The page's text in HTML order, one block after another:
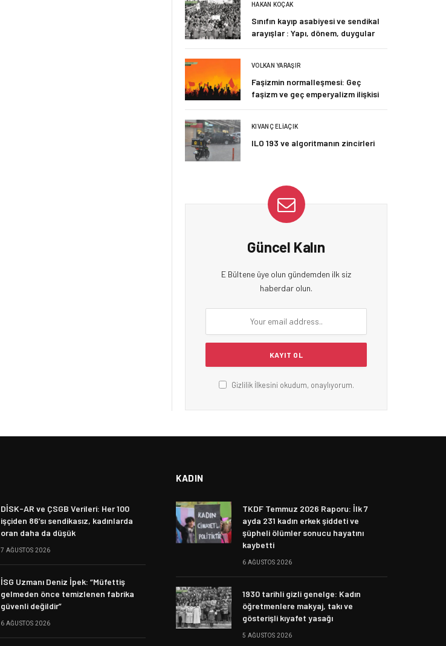
HAKAN KOÇAK
Sınıfın kayıp asabiyesi ve sendikal
arayışlar : Yapı, dönem, duygular
VOLKAN YARAŞIR
Faşizmin normalleşmesi: Geç
faşizm ve geç emperyalizm ilişkisi
KIVANÇ ELIAÇIK
ILO 193 ve algoritmanın zincirleri
Güncel Kalın
E Bültene üye olun gündemden ilk siz
haberdar olun.
Gizlilik İlkesini okudum, onaylıyorum.
DİSK-AR ve ÇSGB Verileri: Her 100
işçiden 86’sı sendikasız, kadınlarda
oran daha da düşük
7 AĞUSTOS 2026
İSG Uzmanı Deniz İpek: “Müfettiş
gelmeden önce temizlenen fabrika
güvenli değildir”
6 AĞUSTOS 2026
KADIN
TKDF Temmuz 2026 Raporu: İlk 7
ayda 231 kadın erkek şiddeti ve
şüpheli ölümler sonucu hayatını
kaybetti
6 AĞUSTOS 2026
1930 tarihli gizli genelge: Kadın
öğretmenlere makyaj, takı ve
gösterişli kıyafet yasağı
5 AĞUSTOS 2026